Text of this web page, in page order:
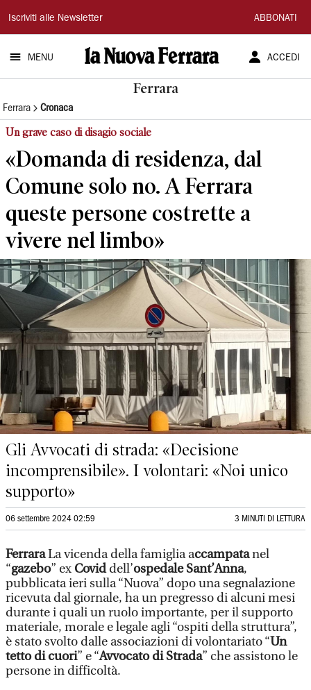
La
Nuova
Ferrara
Iscriviti alle Newsletter ABBONATI
MENU ACCEDI
Ferrara
Ferrara Cronaca
Un grave caso di disagio sociale
«Domanda di residenza, dal
Comune solo no. A Ferrara
queste persone costrette a
vivere nel limbo»
Gli Avvocati di strada: «Decisione
incomprensibile». I volontari: «Noi unico
supporto»
06 settembre 2024 02:59 3 MINUTI DI LETTURA
FerraraLa vicenda della famiglia accampatanel
“gazebo” ex Coviddell’ospedale Sant’Anna,
pubblicata ieri sulla “Nuova” dopo una segnalazione
ricevuta dal giornale, ha un pregresso di alcuni mesi
durante i quali un ruolo importante, per il supporto
materiale, morale e legale agli “ospiti della struttura”,
è stato svolto dalle associazioni di volontariato “Un
tetto di cuori” e “Avvocato di Strada” che assistono le
persone in difficoltà.